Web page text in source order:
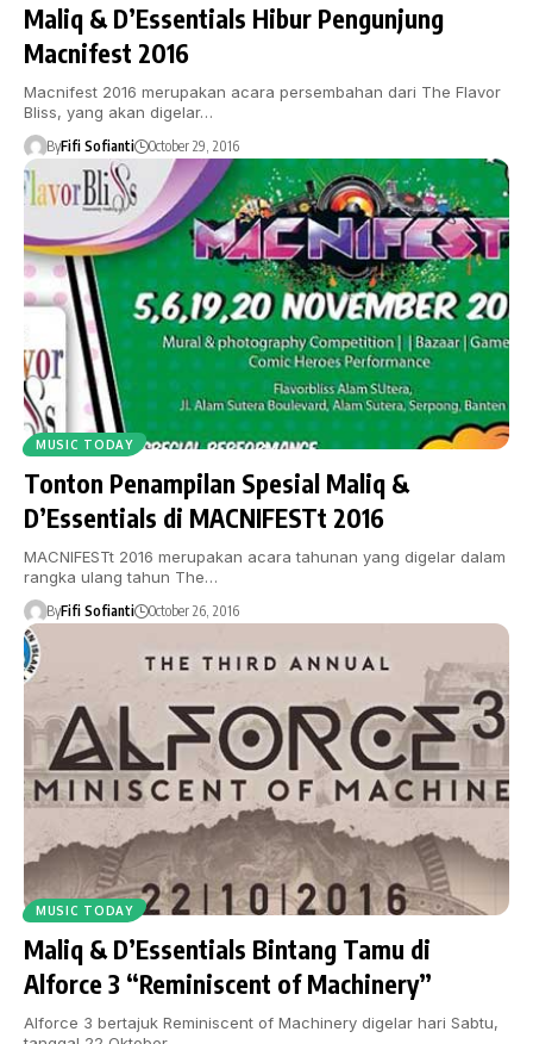
Maliq & D’Essentials Hibur Pengunjung
Macnifest 2016
Macnifest 2016 merupakan acara persembahan dari The Flavor
Bliss, yang akan digelar…
ByFifi Sofianti October 29, 2016
MUSIC TODAY
Tonton Penampilan Spesial Maliq &
D’Essentials di MACNIFESTt 2016
MACNIFESTt 2016 merupakan acara tahunan yang digelar dalam
rangka ulang tahun The…
ByFifi Sofianti October 26, 2016
MUSIC TODAY
Maliq & D’Essentials Bintang Tamu di
Alforce 3 “Reminiscent of Machinery”
Alforce 3 bertajuk Reminiscent of Machinery digelar hari Sabtu,